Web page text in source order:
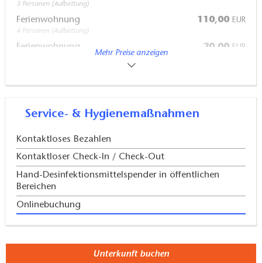
3 Personen (Aufbettung)
Ferienwohnung 110,00 EUR
4 Personen (Aufbettung)
Ferienwohnung 20,00 EUR
Mehr Preise anzeigen
Service- & Hygienemaßnahmen
Kontaktloses Bezahlen
Kontaktloser Check-In / Check-Out
Hand-Desinfektionsmittelspender in öffentlichen
Bereichen
Onlinebuchung
Unterkunft buchen